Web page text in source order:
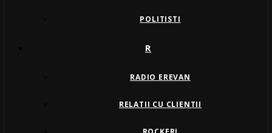
POLITISTI
R
RADIO EREVAN
RELATII CU CLIENTII